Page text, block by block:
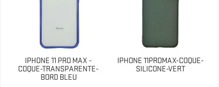
IPHONE 11 PRO MAX -
COQUE-TRANSPARENTE-
BORD BLEU
IPHONE 11PROMAX-COQUE-
SILICONE-VERT